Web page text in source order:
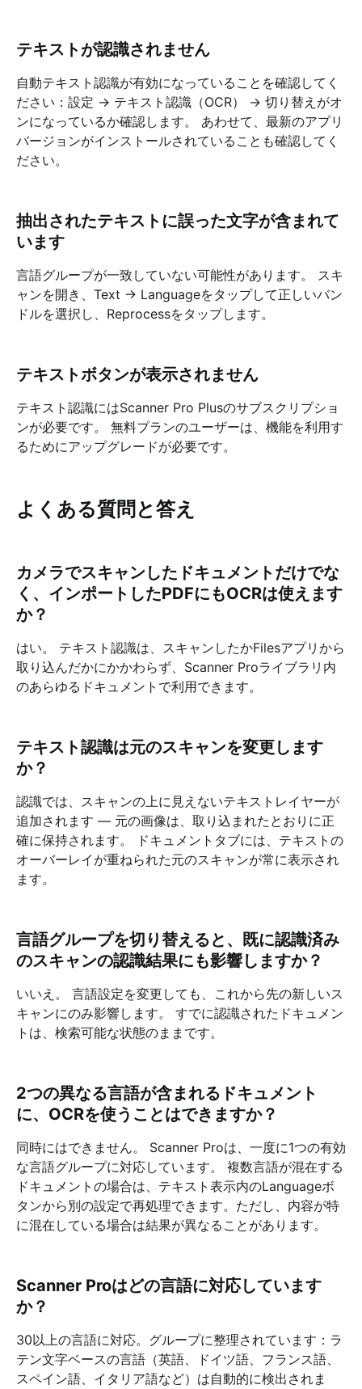
テキストが認識されません
自動テキスト認識が有効になっていることを確認してく
ださい：設定 → テキスト認識（OCR） → 切り替えがオ
ンになっているか確認します。 あわせて、最新のアプリ
バージョンがインストールされていることも確認してく
ださい。
抽出されたテキストに誤った文字が含まれて
います
言語グループが一致していない可能性があります。 スキ
ャンを開き、Text → Languageをタップして正しいバン
ドルを選択し、Reprocessをタップします。
テキストボタンが表示されません
テキスト認識にはScanner Pro Plusのサブスクリプショ
ンが必要です。 無料プランのユーザーは、機能を利用す
るためにアップグレードが必要です。
よくある質問と答え
カメラでスキャンしたドキュメントだけでな
く、インポートしたPDFにもOCRは使えます
か？
はい。 テキスト認識は、スキャンしたかFilesアプリから
取り込んだかにかかわらず、Scanner Proライブラリ内
のあらゆるドキュメントで利用できます。
テキスト認識は元のスキャンを変更します
か？
認識では、スキャンの上に見えないテキストレイヤーが
追加されます — 元の画像は、取り込まれたとおりに正
確に保持されます。 ドキュメントタブには、テキストの
オーバーレイが重ねられた元のスキャンが常に表示され
ます。
言語グループを切り替えると、既に認識済み
のスキャンの認識結果にも影響しますか？
いいえ。 言語設定を変更しても、これから先の新しいス
キャンにのみ影響します。 すでに認識されたドキュメン
トは、検索可能な状態のままです。
2つの異なる言語が含まれるドキュメント
に、OCRを使うことはできますか？
同時にはできません。 Scanner Proは、一度に1つの有効
な言語グループに対応しています。 複数言語が混在する
ドキュメントの場合は、テキスト表示内のLanguageボ
タンから別の設定で再処理できます。ただし、内容が特
に混在している場合は結果が異なることがあります。
Scanner Proはどの言語に対応しています
か？
30以上の言語に対応。グループに整理されています：ラ
テン文字ベースの言語（英語、ドイツ語、フランス語、
スペイン語、イタリア語など）は自動的に検出されま